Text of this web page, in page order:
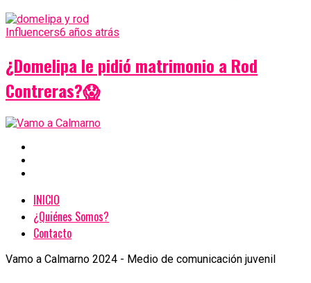
Influencers6 años atrás
¿Domelipa le pidió matrimonio a Rod
Contreras?😱
INICIO
¿Quiénes Somos?
Contacto
Vamo a Calmarno 2024 - Medio de comunicación juvenil